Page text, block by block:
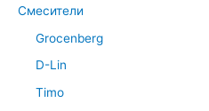
Смесители
Grocenberg
D-Lin
Timo